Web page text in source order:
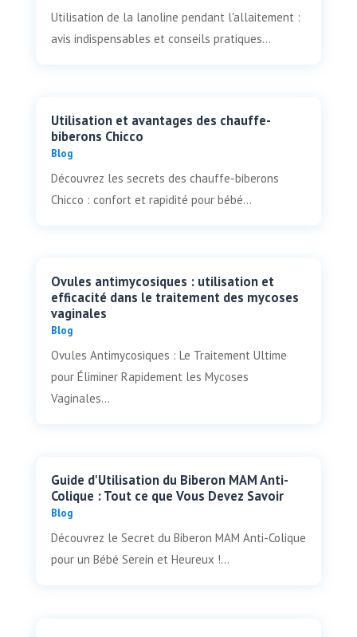
Utilisation de la lanoline pendant l'allaitement :
avis indispensables et conseils pratiques...
Utilisation et avantages des chauffe-
biberons Chicco
Blog
Découvrez les secrets des chauffe-biberons
Chicco : confort et rapidité pour bébé...
Ovules antimycosiques : utilisation et
efficacité dans le traitement des mycoses
vaginales
Blog
Ovules Antimycosiques : Le Traitement Ultime
pour Éliminer Rapidement les Mycoses
Vaginales...
Guide d'Utilisation du Biberon MAM Anti-
Colique : Tout ce que Vous Devez Savoir
Blog
Découvrez le Secret du Biberon MAM Anti-Colique
pour un Bébé Serein et Heureux !...